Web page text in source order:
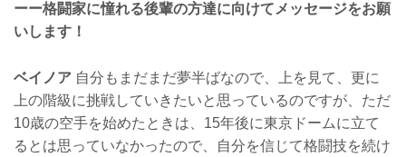
ーー格闘家に憧れる後輩の方達に向けてメッセージをお願
いします！
ベイノア 自分もまだまだ夢半ばなので、上を見て、更に
上の階級に挑戦していきたいと思っているのですが、ただ
10歳の空手を始めたときは、15年後に東京ドームに立て
るとは思っていなかったので、自分を信じて格闘技を続け